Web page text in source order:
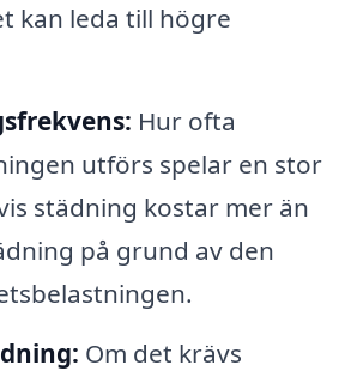
kan leda till högre
Hur ofta
utförs spelar en stor
städning kostar mer än
på grund av den
Om det krävs